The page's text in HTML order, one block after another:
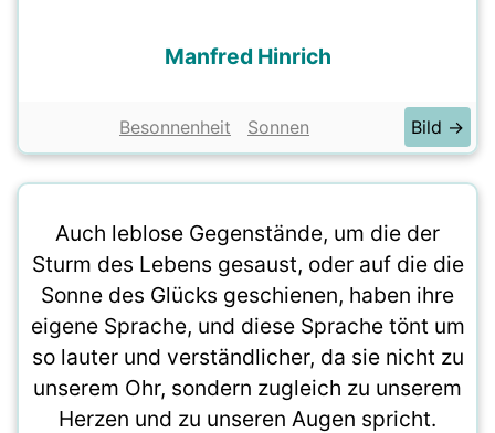
Manfred Hinrich
Besonnenheit Sonnen Bild →
Auch leblose Gegenstände, um die der
Sturm des Lebens gesaust, oder auf die die
Sonne des Glücks geschienen, haben ihre
eigene Sprache, und diese Sprache tönt um
so lauter und verständlicher, da sie nicht zu
unserem Ohr, sondern zugleich zu unserem
Herzen und zu unseren Augen spricht.